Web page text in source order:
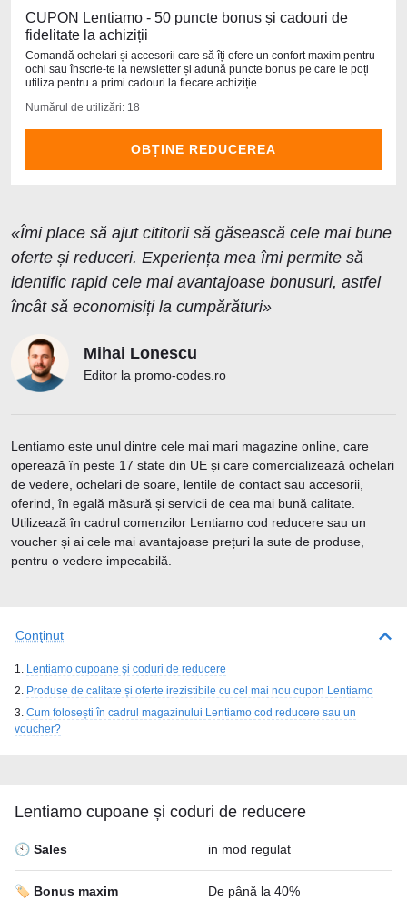
CUPON Lentiamo - 50 puncte bonus și cadouri de
fidelitate la achiziții
Comandă ochelari și accesorii care să îți ofere un confort maxim pentru
ochi sau înscrie-te la newsletter și adună puncte bonus pe care le poți
utiliza pentru a primi cadouri la fiecare achiziție.
Numărul de utilizări: 18
OBȚINE REDUCEREA
Conţinut
Lentiamo cupoane și coduri de reducere
Produse de calitate și oferte irezistibile cu cel mai nou cupon Lentiamo
Cum folosești în cadrul magazinului Lentiamo cod reducere sau un
voucher?
Lentiamo cupoane și coduri de reducere
🕙 Sales in mod regulat
🏷️ Bonus maxim De până la 40%
«Îmi place să ajut cititorii să găsească cele mai bune
oferte și reduceri. Experiența mea îmi permite să
identific rapid cele mai avantajoase bonusuri, astfel
încât să economisiți la cumpărături»
Mihai Lonescu
Editor la promo-codes.ro
Lentiamo este unul dintre cele mai mari magazine online, care
operează în peste 17 state din UE și care comercializează ochelari
de vedere, ochelari de soare, lentile de contact sau accesorii,
oferind, în egală măsură și servicii de cea mai bună calitate.
Utilizează în cadrul comenzilor Lentiamo cod reducere sau un
voucher și ai cele mai avantajoase prețuri la sute de produse,
pentru o vedere impecabilă.